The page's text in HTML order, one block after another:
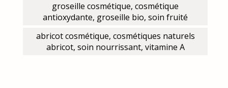
groseille cosmétique, cosmétique
antioxydante, groseille bio, soin fruité
abricot cosmétique, cosmétiques naturels
abricot, soin nourrissant, vitamine A